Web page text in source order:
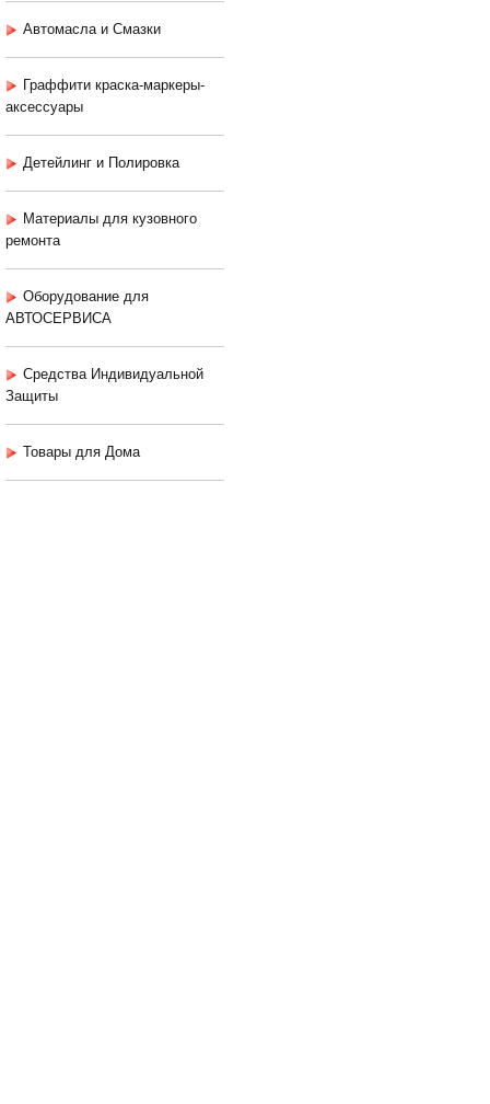
Автомасла и Смазки
Граффити краска-маркеры-
аксессуары
Детейлинг и Полировка
Материалы для кузовного
ремонта
Оборудование для
АВТОСЕРВИСА
Средства Индивидуальной
Защиты
Товары для Дома